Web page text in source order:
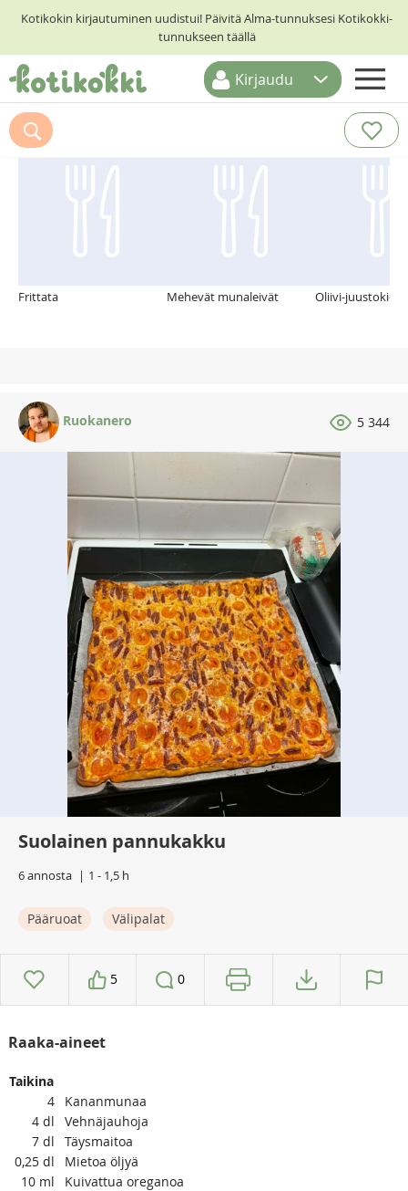
Kotikokin kirjautuminen uudistui! Päivitä Alma-tunnuksesi Kotikokki-
tunnukseen täällä
ETUSIVU
RESEPTIHAKU
Kirjaudu
Suosittelemme myös
Frittata Mehevät munaleivät Oliivi-
Ruokanero 5 344
Suolainen pannukakku
6 annosta 1 - 1,5 h
Pääruoat Välipalat
5 0
Raaka-aineet
Taikina
4
Kananmunaa
4 dl
Vehnäjauhoja
7 dl
Täysmaitoa
0,25 dl
Mietoa öljyä
10 ml
Kuivattua oreganoa